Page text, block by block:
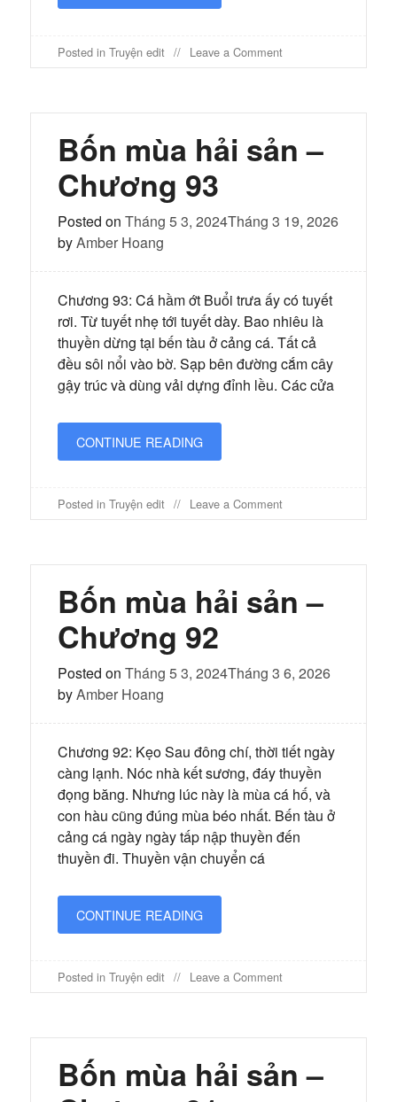
Posted in Truyện edit Leave a Commenton
Bốn
sản
Chương
Bốn mùa hải sản –
Chương 93
Posted on Tháng 5 3, 2024Tháng 3 19, 2026
byAmber Hoang
Chương 93: Cá hầm ớt Buổi trưa ấy có tuyết
rơi. Từ tuyết nhẹ tới tuyết dày. Bao nhiêu là
thuyền dừng tại bến tàu ở cảng cá. Tất cả
đều sôi nổi vào bờ. Sạp bên đường cắm cây
gậy trúc và dùng vải dựng đỉnh lều. Các cửa
CONTINUE READING
Posted in Truyện edit Leave a Commenton
Bốn
sản
Chương
Bốn mùa hải sản –
Chương 92
Posted on Tháng 5 3, 2024Tháng 3 6, 2026
byAmber Hoang
Chương 92: Kẹo Sau đông chí, thời tiết ngày
càng lạnh. Nóc nhà kết sương, đáy thuyền
đọng băng. Nhưng lúc này là mùa cá hố, và
con hàu cũng đúng mùa béo nhất. Bến tàu ở
cảng cá ngày ngày tấp nập thuyền đến
thuyền đi. Thuyền vận chuyển cá
CONTINUE READING
Posted in Truyện edit Leave a Commenton
Bốn
sản
Chương
Bốn mùa hải sản –